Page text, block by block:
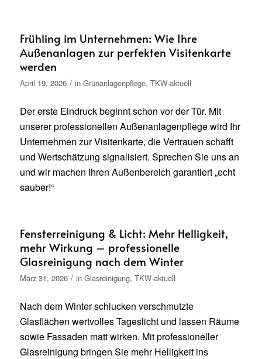
Frühling im Unternehmen: Wie Ihre
Außenanlagen zur perfekten Visitenkarte
werden
April 19, 2026 / in Grünanlagenpflege, TKW-aktuell
Der erste Eindruck beginnt schon vor der Tür. Mit
unserer professionellen Außenanlagenpflege wird Ihr
Unternehmen zur Visitenkarte, die Vertrauen schafft
und Wertschätzung signalisiert. Sprechen Sie uns an
und wir machen Ihren Außenbereich garantiert „echt
sauber!“
Fensterreinigung & Licht: Mehr Helligkeit,
mehr Wirkung – professionelle
Glasreinigung nach dem Winter
März 31, 2026 / in Glasreinigung, TKW-aktuell
Nach dem Winter schlucken verschmutzte
Glasflächen wertvolles Tageslicht und lassen Räume
sowie Fassaden matt wirken. Mit professioneller
Glasreinigung bringen Sie mehr Helligkeit ins